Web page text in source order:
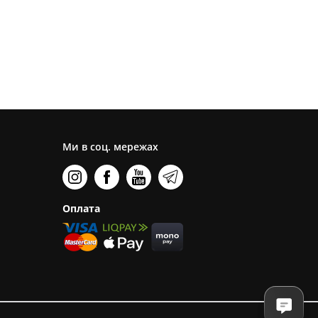
Ми в соц. мережах
Оплата